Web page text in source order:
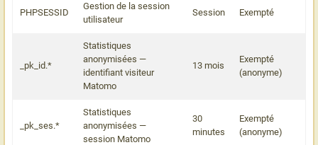
PHPSESSID
Gestion de la session
utilisateur
Session Exempté
_pk_id.*
Statistiques
anonymisées —
identifiant visiteur
Matomo
13 mois
Exempté
(anonyme)
_pk_ses.*
Statistiques
anonymisées —
session Matomo
30
minutes
Exempté
(anonyme)